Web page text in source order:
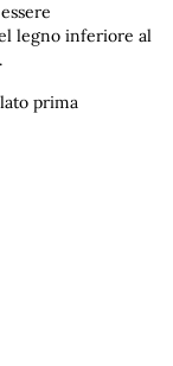
legno inferiore al
prima